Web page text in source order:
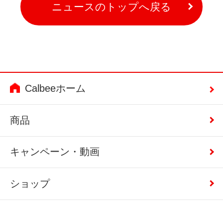
ニュースのトップへ戻る
Calbeeホーム
商品
キャンペーン・動画
ショップ